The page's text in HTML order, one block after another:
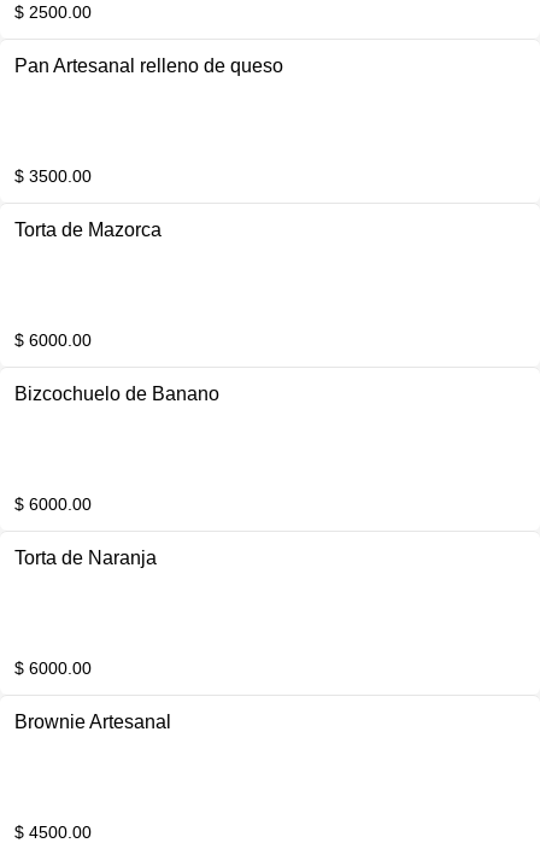
$ 2500.00
Pan Artesanal relleno de queso
$ 3500.00
Torta de Mazorca
$ 6000.00
Bizcochuelo de Banano
$ 6000.00
Torta de Naranja
$ 6000.00
Brownie Artesanal
$ 4500.00